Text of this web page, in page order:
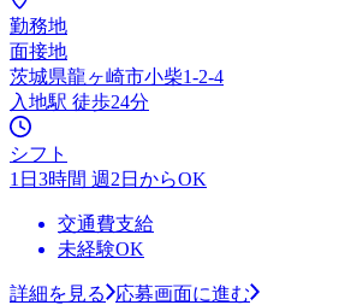
勤務地
面接地
茨城県龍ヶ崎市小柴1-2-4
入地駅 徒歩24分
シフト
1日3時間 週2日からOK
交通費支給
未経験OK
詳細を見る
応募画面に進む